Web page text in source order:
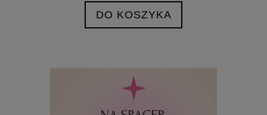
DO KOSZYKA